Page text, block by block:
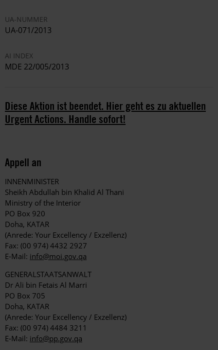
UA-NUMMER
UA-071/2013
AI INDEX
MDE 22/005/2013
Diese Aktion ist beendet. Hier geht es zu aktuellen
Urgent Actions. Handle sofort!
Appell an
INNENMINISTER
Sheikh Abdullah bin Khalid Al Thani
Ministry of the Interior
PO Box 920
Doha, KATAR
(Anrede: Your Excellency / Exzellenz)
Fax: (00 974) 4432 2927
E-Mail: info@moi.gov.qa
GENERALSTAATSANWALT
Dr Ali bin Fetais Al Marri
PO Box 705
Doha, KATAR
(Anrede: Your Excellency / Exzellenz)
Fax: (00 974) 4484 3211
E-Mail: info@pp.gov.qa